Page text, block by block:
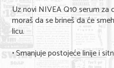
Hobi i razonoda
UPIS FIRMI
MARKETING
Uz novi NIVEA Q10 serum za
moraš da se brineš da će
licu.
• Smanjuje postojeće linije i